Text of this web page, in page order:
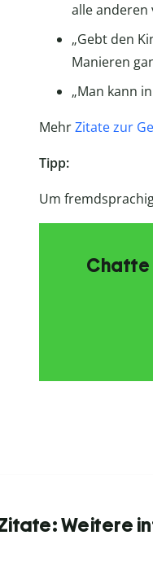
alle anderen
„Gebt den
Manieren
„Man kann
MehrZitate zur
Tipp:
Um
Chatte
Weitere